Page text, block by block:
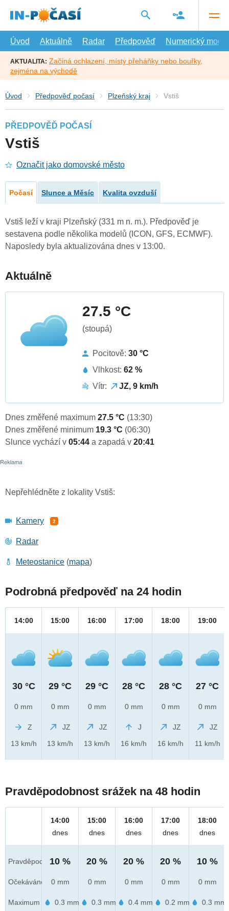
hlavní
Úvod
Aktuálně Radar Předpověď Numerický model
AKTUALITA: Začíná ochlazení, místy přeháňky nebo bouřky,
zejména na východě
Úvod Předpověď počasí Plzeňský kraj Vstiš
PŘEDPOVĚĎ POČASÍ
Vstiš
Označit jako domovské město
Počasí Slunce a Měsíc Kvalita ovzduší
Vstiš leží v kraji Plzeňský (331 m n. m.). Předpověď je
sestavena podle několika modelů (ICON, GFS, ECMWF).
Naposledy byla aktualizována dnes v 13:00.
Aktuálně
27.5 °C
(stoupá)
Pocitově: 30 °C
Vlhkost: 62 %
Vítr:
JZ, 9 km/h
Dnes změřené maximum 27.5 °C (13:30)
Dnes změřené minimum 19.3 °C (06:30)
Slunce vychází v 05:44 a zapadá v 20:41
Nepřehlédněte z lokality Vstiš:
Kamery 2
Radar
Meteostanice (mapa)
Podrobná předpověď na 24 hodin
14:00
30 °C
0 mm
Z
13 km/h
15:00
29 °C
0 mm
JZ
13 km/h
16:00
29 °C
0 mm
JZ
13 km/h
17:00
28 °C
0 mm
J
16 km/h
18:00
28 °C
0 mm
JZ
16 km/h
19:00
27 °C
0 mm
JZ
11 km/h
Pravděpodobnost srážek na 48 hodin
Pravděpod.
Očekáváno
Maximum
14:00
dnes
10 %
0 mm
0.3 mm
15:00
dnes
20 %
0 mm
0.3 mm
16:00
dnes
20 %
0 mm
0.4 mm
17:00
dnes
20 %
0 mm
0.2 mm
18:00
dnes
10 %
0 mm
0.3 mm